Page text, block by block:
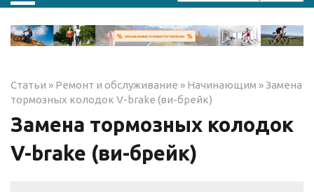
Велосипеды ▼
Зимние товары
Одежда
Статьи » Ремонт и обслуживание » Начинающим »Замена
тормозных колодок V-brake (ви-брейк)
Замена тормозных колодок
V-brake (ви-брейк)